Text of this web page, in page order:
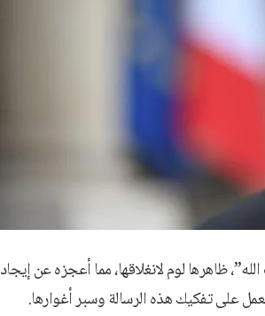
ظاهرها لوم لانغلاقها، مما أعجزه عن إيجاد
على تفكيك هذه الرسالة وسبر أغوارها.